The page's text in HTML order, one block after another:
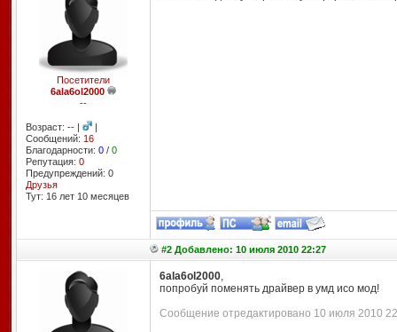
Посетители
6ala6ol2000
--
Возраст: -- |
|
Сообщений: 16
Благодарности: 0/ 0
Репутация: 0
Предупреждений: 0
Друзья
Тут: 16 лет 10 месяцев
#2 Добавлено: 10 июля 2010 22:27
6ala6ol2000,
попробуй поменять драйвер в умд исо мод!
Сообщение отредактировано 10 июля 2010